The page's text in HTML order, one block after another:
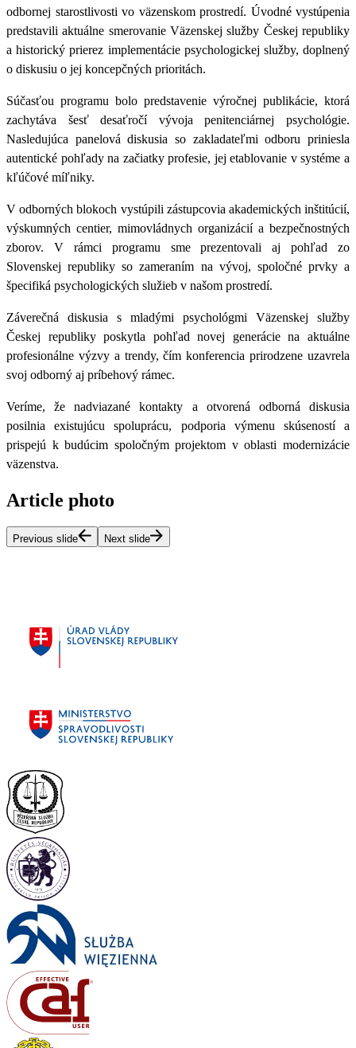
odbornej starostlivosti vo väzenskom prostredí. Úvodné vystúpenia
predstavili aktuálne smerovanie Väzenskej služby Českej republiky
a historický prierez implementácie psychologickej služby, doplnený
o diskusiu o jej koncepčných prioritách.
Súčasťou programu bolo predstavenie výročnej publikácie, ktorá
zachytáva šesť desaťročí vývoja penitenciárnej psychológie.
Nasledujúca panelová diskusia so zakladateľmi odboru priniesla
autentické pohľady na začiatky profesie, jej etablovanie v systéme a
kľúčové míľniky.
V odborných blokoch vystúpili zástupcovia akademických inštitúcií,
výskumných centier, mimovládnych organizácií a bezpečnostných
zborov. V rámci programu sme prezentovali aj pohľad zo
Slovenskej republiky so zameraním na vývoj, spoločné prvky a
špecifiká psychologických služieb v našom prostredí.
Záverečná diskusia s mladými psychológmi Väzenskej služby
Českej republiky poskytla pohľad novej generácie na aktuálne
profesionálne výzvy a trendy, čím konferencia prirodzene uzavrela
svoj odborný aj príbehový rámec.
Veríme, že nadviazané kontakty a otvorená odborná diskusia
posilnia existujúcu spoluprácu, podporia výmenu skúseností a
prispejú k budúcim spoločným projektom v oblasti modernizácie
väzenstva.
Article photo
Previous slide Next slide